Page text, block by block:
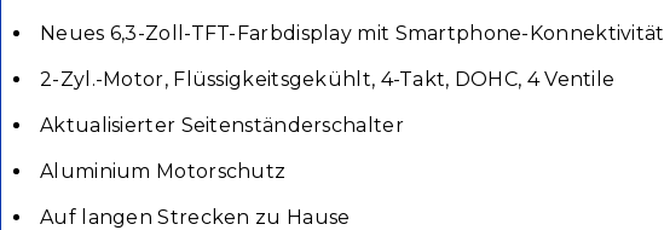
Neues 6,3-Zoll-TFT-Farbdisplay mit Smartphone-Konnektivität
2-Zyl.-Motor, Flüssigkeitsgekühlt, 4-Takt, DOHC, 4 Ventile
Aktualisierter Seitenständerschalter
Aluminium Motorschutz
Auf langen Strecken zu Hause